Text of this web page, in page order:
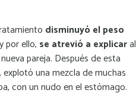
disminuyó el peso
por ello, se atrevió a explicaral
pareja. Después de esta
una mezcla de muchas
con un nudo en el estómago.